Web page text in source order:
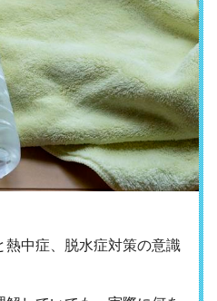
熱中症、脱水症対策の意識